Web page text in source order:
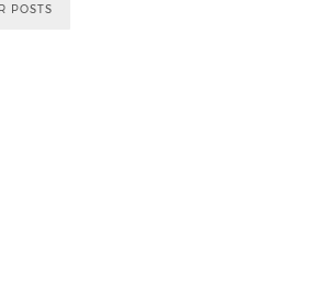
POSTS